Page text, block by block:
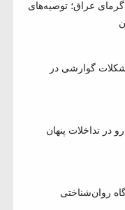
عراق؛ توصیه‌های
گوارشی در
در تداخلات پنهان
روان‌شناختی